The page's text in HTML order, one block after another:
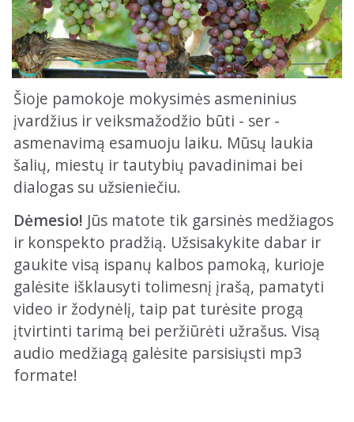
Šioje pamokoje mokysimės asmeninius
įvardžius ir veiksmažodžio būti - ser -
asmenavimą esamuoju laiku. Mūsų laukia
šalių, miestų ir tautybių pavadinimai bei
dialogas su užsieniečiu.
Dėmesio! Jūs matote tik garsinės medžiagos
ir konspekto pradžią. Užsisakykite dabar ir
gaukite visą ispanų kalbos pamoką, kurioje
galėsite išklausyti tolimesnį įrašą, pamatyti
video ir žodynėlį, taip pat turėsite progą
įtvirtinti tarimą bei peržiūrėti užrašus. Visą
audio medžiagą galėsite parsisiųsti mp3
formate!